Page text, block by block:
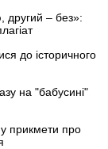
другий – без»:
до історичного
на "бабусині"
прикмети про